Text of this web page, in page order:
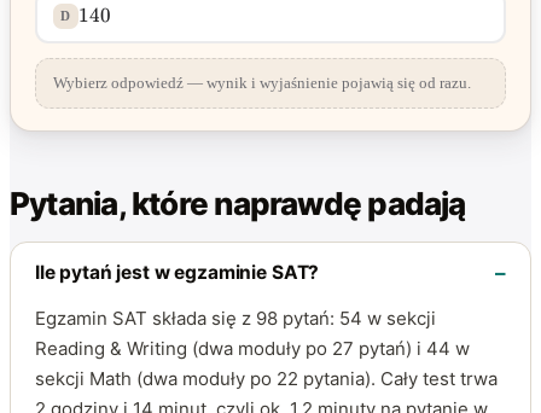
D 140
Wybierz odpowiedź — wynik i wyjaśnienie pojawią się od razu.
Pytania, które naprawdę padają
Ile pytań jest w egzaminie SAT?
Egzamin SAT składa się z 98 pytań: 54 w sekcji
Reading & Writing (dwa moduły po 27 pytań) i 44 w
sekcji Math (dwa moduły po 22 pytania). Cały test trwa
2 godziny i 14 minut, czyli ok. 1,2 minuty na pytanie w